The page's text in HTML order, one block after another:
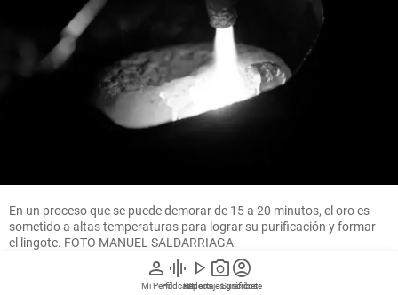
person
Mi Perfil
graphic_eq
Pódcast
play_arrow
Videos
photo_camera
Reportajes gráficos
account_circle
Suscríbete
En un proceso que se puede demorar de 15 a 20 minutos, el oro es
sometido a altas temperaturas para lograr su purificación y formar
el lingote. FOTO MANUEL SALDARRIAGA